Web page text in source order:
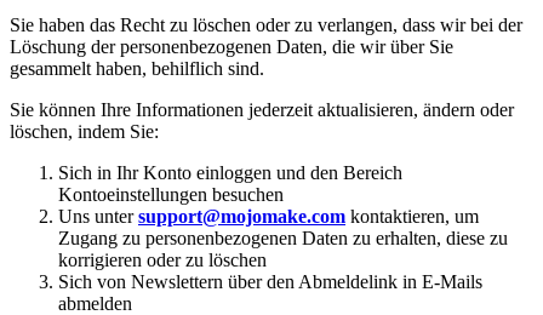
Sie haben das Recht zu löschen oder zu verlangen, dass wir bei der
Löschung der personenbezogenen Daten, die wir über Sie
gesammelt haben, behilflich sind.
Sie können Ihre Informationen jederzeit aktualisieren, ändern oder
löschen, indem Sie:
Sich in Ihr Konto einloggen und den Bereich
Kontoeinstellungen besuchen
Uns untersupport@mojomake.com kontaktieren, um
Zugang zu personenbezogenen Daten zu erhalten, diese zu
korrigieren oder zu löschen
Sich von Newslettern über den Abmeldelink in E-Mails
abmelden